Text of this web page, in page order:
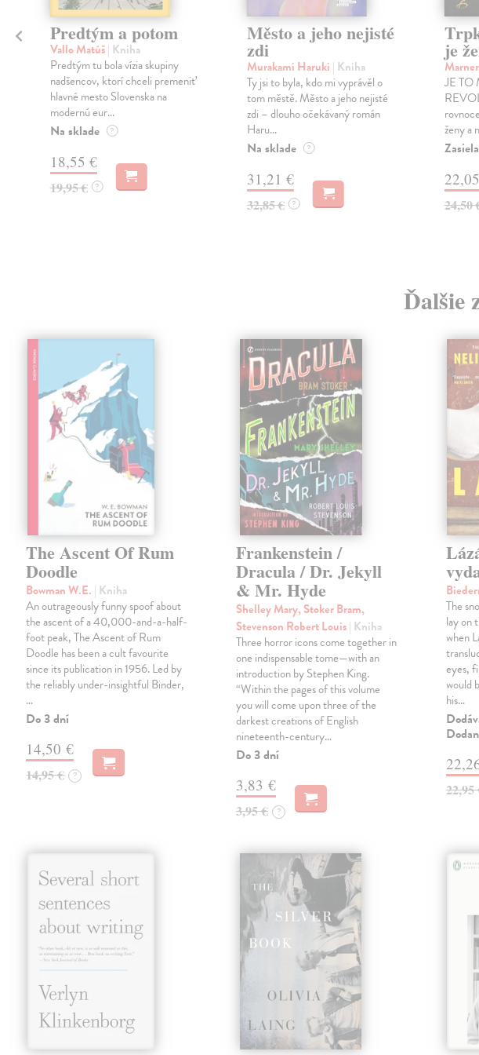
Predtým a potom
Vallo Matúš| Kniha
Predtým tu bola vízia skupiny
nadšencov, ktorí chceli premeniť
hlavné mesto Slovenska na
modernú eur...
Na sklade ?
18,55 €
19,95 € ?
Město a jeho nejisté
zdi
Murakami Haruki | Kniha
Ty jsi to byla, kdo mi vyprávěl o
tom městě. Město a jeho nejisté
zdi – dlouho očekávaný román
Haru...
Na sklade ?
31,21 €
32,85 € ?
je
JE
ženy a
24,50
Ďalšie
The Ascent Of Rum
Doodle
Bowman W.E. | Kniha
An outrageously funny spoof about
the ascent of a 40,000-and-a-half-
foot peak, The Ascent of Rum
Doodle has been a cult favourite
since its publication in 1956. Led by
the reliably under-insightful Binder,
…
Do 3 dní
14,50 €
14,95 € ?
Frankenstein /
Dracula / Dr. Jekyll
& Mr. Hyde
Shelley Mary, Stoker Bram,
Stevenson Robert Louis| Kniha
Three horror icons come together in
one indispensable tome—with an
introduction by Stephen King.
“Within the pages of this volume
you will come upon three of the
darkest creations of English
nineteenth-century…
Do 3 dní
3,83 €
3,95 € ?
The
lay on
when
eyes,
would
his…
22,95